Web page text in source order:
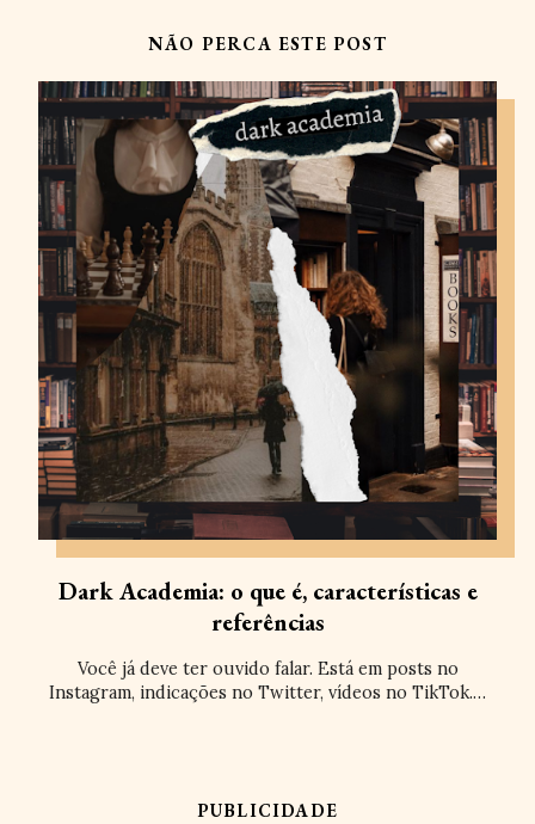
NÃO PERCA ESTE POST
Dark Academia: o que é, características e
referências
Você já deve ter ouvido falar. Está em posts no
Instagram, indicações no Twitter, vídeos no TikTok.…
PUBLICIDADE